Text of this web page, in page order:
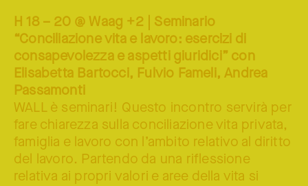
H 18 – 20 @ Waag +2 | Seminario
“Conciliazione vita e lavoro: esercizi di
consapevolezza e aspetti giuridici” con
Elisabetta Bartocci, Fulvio Fameli, Andrea
Passamonti
WALL è seminari! Questo incontro servirà per
fare chiarezza sulla conciliazione vita privata,
famiglia e lavoro con l’ambito relativo al diritto
del lavoro. Partendo da una riflessione
relativa ai propri valori e aree della vita si